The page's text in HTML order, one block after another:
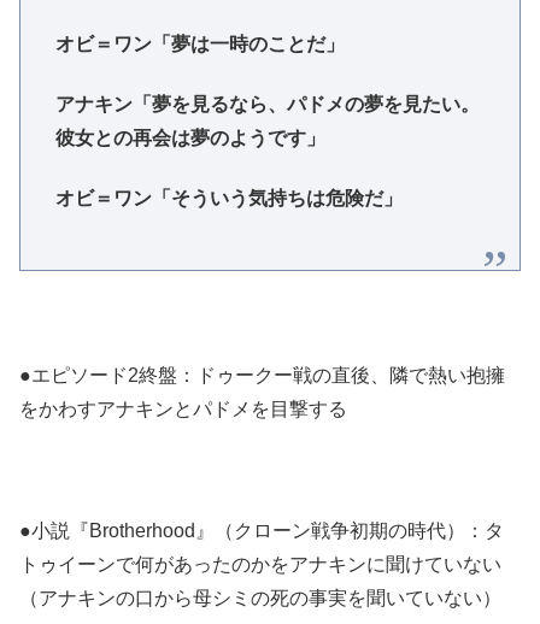
オビ＝ワン「夢は一時のことだ」
アナキン「夢を見るなら、パドメの夢を見たい。
彼女との再会は夢のようです」
オビ＝ワン「そういう気持ちは危険だ」
●エピソード2終盤：ドゥークー戦の直後、隣で熱い抱擁
をかわすアナキンとパドメを目撃する
●小説『Brotherhood』（クローン戦争初期の時代）：タ
トゥイーンで何があったのかをアナキンに聞けていない
（アナキンの口から母シミの死の事実を聞いていない）